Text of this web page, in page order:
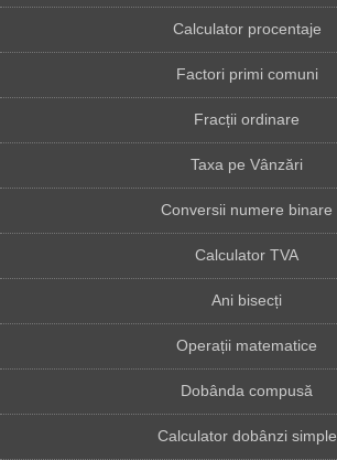
Calculator procentaje
Factori primi comuni
Fracții ordinare
Taxa pe Vânzări
Conversii numere binare
Calculator TVA
Ani bisecți
Operații matematice
Dobânda compusă
Calculator dobânzi simple